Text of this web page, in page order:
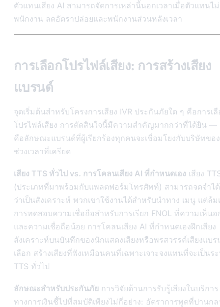
ตัวแทนเสียง AI สามารถจัดการเหล่านี้นอกเวลาเมื่อตัวแทนไม่
พนักงาน ลดอัตราปล่อยและพนักงานส่วนหลังเวลา
การเลือกโปรไฟล์เสียง: การสร้างเสียง
แบรนด์
จุดเริ่มต้นสำหรับโครงการเสียง IVR ประกันภัยใด ๆ คือการเ
โปรไฟล์เสียง การตัดสินใจนี้มีความสำคัญมากกว่าที่ได้ยิน —
คือลักษณะแบรนด์ที่ผู้เรียกร้องทุกคนจะเชื่อมโยงกับบริษัทขอ
ช่วงเวลาที่เครียด
เสียง TTS ทั่วไป vs. การโคลนเสียง AI ที่กำหนดเอง เสียง
(ประเภทที่มาพร้อมกับแพลตฟอร์มโทรศัพท์) สามารถจดจำไ
ว่าเป็นสังเคราะห์ พวกเขาใช้งานได้สำหรับนำทาง เมนู แต่ล้ม
การทดสอบความเชื่อถือสำหรับการเรียก FNOL ที่ความเห็นอ
และความเชื่อถือน้อย การโคลนเสียง AI ที่กำหนดเองฝึกเสียง
สังเคราะห์บนบันทึกของนักแสดงเสียงหรือพรสวรรค์เสียงแบ
เลือก สร้างเสียงที่ฟังเหมือนคนที่เฉพาะเจาะจงแทนที่จะเป็นร
TTS ทั่วไป
ลักษณะสำหรับประกันภัย การวิจัยด้านการรับรู้เสียงในบริการ
ทางการเงินชี้ไปที่สมบัติเพียงไม่กี่อย่าง: อัตราการพูดที่ปานก